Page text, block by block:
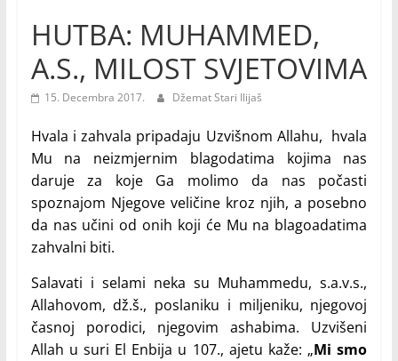
HUTBA: MUHAMMED,
A.S., MILOST SVJETOVIMA
15. Decembra 2017. Džemat Stari Ilijaš
Hvala i zahvala pripadaju Uzvišnom Allahu, hvala
Mu na neizmjernim blagodatima kojima nas
daruje za koje Ga molimo da nas počasti
spoznajom Njegove veličine kroz njih, a posebno
da nas učini od onih koji će Mu na blagoadatima
zahvalni biti.
Salavati i selami neka su Muhammedu, s.a.v.s.,
Allahovom, dž.š., poslaniku i miljeniku, njegovoj
časnoj porodici, njegovim ashabima. Uzvišeni
Allah u suri El Enbija u 107., ajetu kaže: „Mi smo